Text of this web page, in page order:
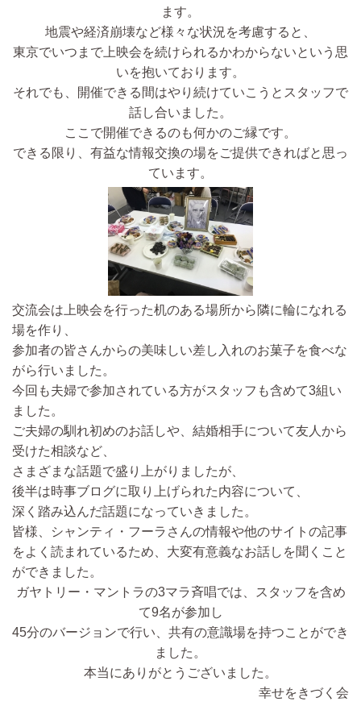
ます。
地震や経済崩壊など様々な状況を考慮すると、
東京でいつまで上映会を続けられるかわからないという思
いを抱いております。
それでも、開催できる間はやり続けていこうとスタッフで
話し合いました。
ここで開催できるのも何かのご縁です。
できる限り、有益な情報交換の場をご提供できればと思っ
ています。
交流会は上映会を行った机のある場所から隣に輪になれる
場を作り、
参加者の皆さんからの美味しい差し入れのお菓子を食べな
がら行いました。
今回も夫婦で参加されている方がスタッフも含めて3組い
ました。
ご夫婦の馴れ初めのお話しや、結婚相手について友人から
受けた相談など、
さまざまな話題で盛り上がりましたが、
後半は時事ブログに取り上げられた内容について、
深く踏み込んだ話題になっていきました。
皆様、シャンティ・フーラさんの情報や他のサイトの記事
をよく読まれているため、大変有意義なお話しを聞くこと
ができました。
ガヤトリー・マントラの3マラ斉唱では、スタッフを含め
て9名が参加し
45分のバージョンで行い、共有の意識場を持つことができ
ました。
本当にありがとうございました。
幸せをきづく会